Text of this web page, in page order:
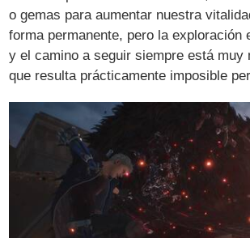
o gemas para aumentar nuestra
forma permanente, pero la exploración
y el camino a seguir siempre está muy
que resulta prácticamente imposible